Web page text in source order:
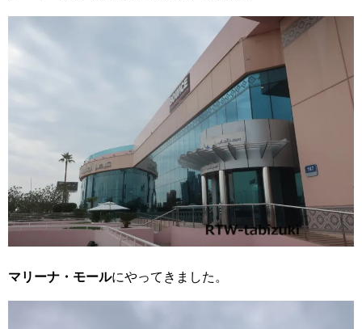
マリーナ・モールにやってきました。